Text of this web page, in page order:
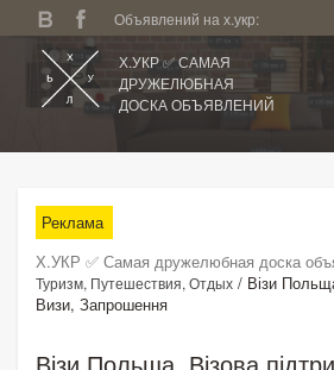
Объявлений на х.укр:
Х.УКР ✅ САМАЯ
ДРУЖЕЛЮБНАЯ
ДОСКА ОБЪЯВЛЕНИЙ
Все регионы
Категории
Избранное
Личный кабинет
Поиск по сайту
Реклама
Х.УКР ✅ Самая дружелюбная доска
Туризм, Путешествия, Отдых / Візи
Визи, Запрошення